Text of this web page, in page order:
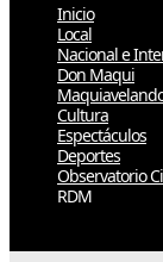
Inicio
Local
Nacional e
Don Maqui
Cultura
Espectáculos
Deportes
Observatorio
RDM